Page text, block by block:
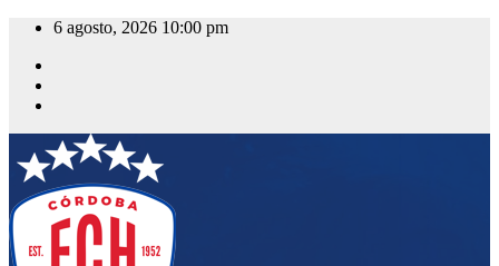
Saltar
contenido
6 agosto, 2026 10:00 pm